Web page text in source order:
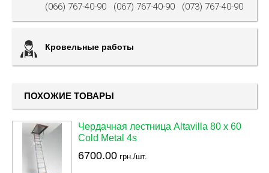
(066) 767-40-90 (067) 767-40-90 (073) 767-40-90
Кровельные работы
ПОХОЖИЕ ТОВАРЫ
Чердачная лестница Altavilla 80 х 60
Cold Metal 4s
6700.00 грн./шт.